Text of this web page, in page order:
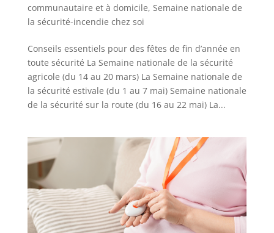
communautaire et à domicile, Semaine nationale de
la sécurité-incendie chez soi
Conseils essentiels pour des fêtes de fin d’année en
toute sécurité La Semaine nationale de la sécurité
agricole (du 14 au 20 mars) La Semaine nationale de
la sécurité estivale (du 1 au 7 mai) Semaine nationale
de la sécurité sur la route (du 16 au 22 mai) La...